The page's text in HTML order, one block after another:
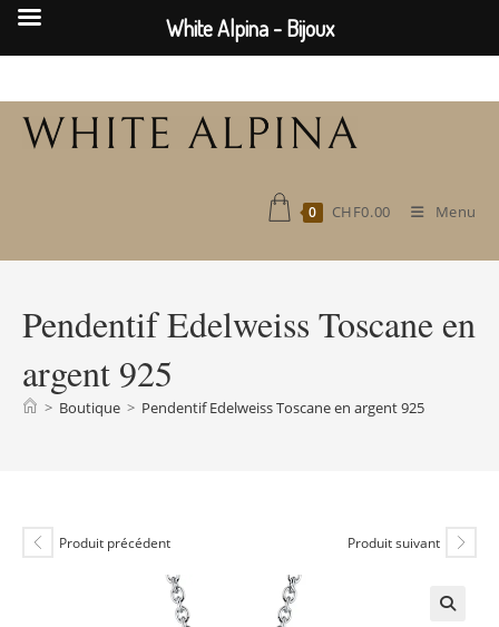
to
content
0 CHF0.00 Menu
Pendentif Edelweiss Toscane en
argent 925
> Boutique > Pendentif Edelweiss Toscane en argent 925
Produit précédent Produit suivant
White Alpina - Bijoux